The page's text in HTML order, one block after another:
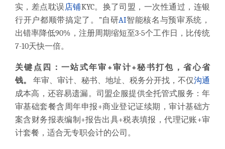
实，差点耽误店铺KYC。换了司盟，一次性通过，连银
行开户都顺带搞定了。”自研AI智能核名与预审系统，
出错率降低90%，注册周期缩短至3-5个工作日，比传统
7-10天快一倍。
关键点四：一站式年审+审计+秘书打包，省心省
钱。
年审、审计、秘书、地址、税务分开找，不仅沟通
成本高，还容易遗漏。司盟企服提供全托管式服务：年
审基础套餐含周年申报+商业登记证续期，审计基础方
案含财务报表编制+报告出具+税表填报，代理记账+审
计套餐，适合无专职会计的公司。